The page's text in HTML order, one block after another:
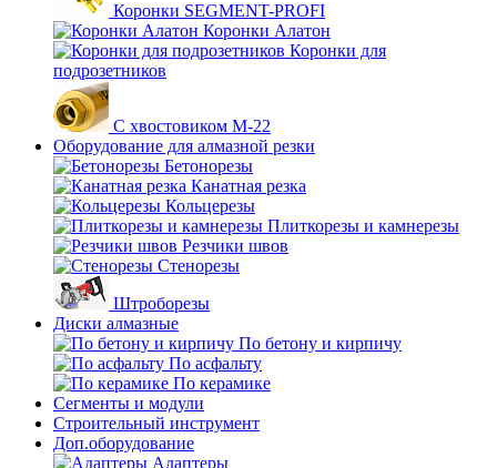
Коронки SEGMENT-PROFI
Коронки Алатон
Коронки для
подрозетников
С хвостовиком М-22
Оборудование для алмазной резки
Бетонорезы
Канатная резка
Кольцерезы
Плиткорезы и камнерезы
Резчики швов
Стенорезы
Штроборезы
Диски алмазные
По бетону и кирпичу
По асфальту
По керамике
Сегменты и модули
Строительный инструмент
Доп.оборудование
Адаптеры